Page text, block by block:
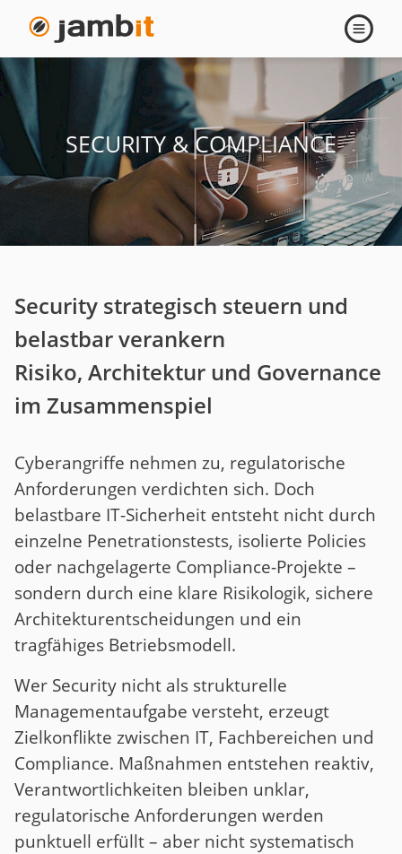
Security
&
Compliance
öffnen
SECURITY & COMPLIANCE
Security strategisch steuern und
belastbar verankern
Risiko, Architektur und Governance
im Zusammenspiel
Cyberangriffe nehmen zu, regulatorische
Anforderungen verdichten sich. Doch
belastbare IT-Sicherheit entsteht nicht durch
einzelne Penetrationstests, isolierte Policies
oder nachgelagerte Compliance-Projekte –
sondern durch eine klare Risikologik, sichere
Architekturentscheidungen und ein
tragfähiges Betriebsmodell.
Wer Security nicht als strukturelle
Managementaufgabe versteht, erzeugt
Zielkonflikte zwischen IT, Fachbereichen und
Compliance. Maßnahmen entstehen reaktiv,
Verantwortlichkeiten bleiben unklar,
regulatorische Anforderungen werden
punktuell erfüllt – aber nicht systematisch